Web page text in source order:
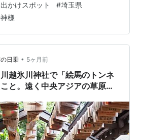
いました。 川下りで船も通るこ
して氷川神社へ 桜の季節限定の御
たまに雨がちらつきましたが桜を見
たです ♪ 川越氷川神社 t-s-
t-s-life.hat…
かけスポット #埼玉県
様
日乗 • 5ヶ月前
氷川神社で「絵馬のトンネ
と。遠く中央アジアの草原に